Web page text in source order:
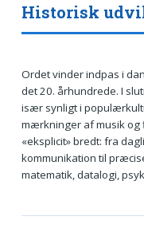
Historisk
Ordet vinder indpas i
det 20. århundrede. I
især synligt i
mærkninger af musik og
«eksplicit» bredt: fra
kommunikation til
matematik, datalogi,